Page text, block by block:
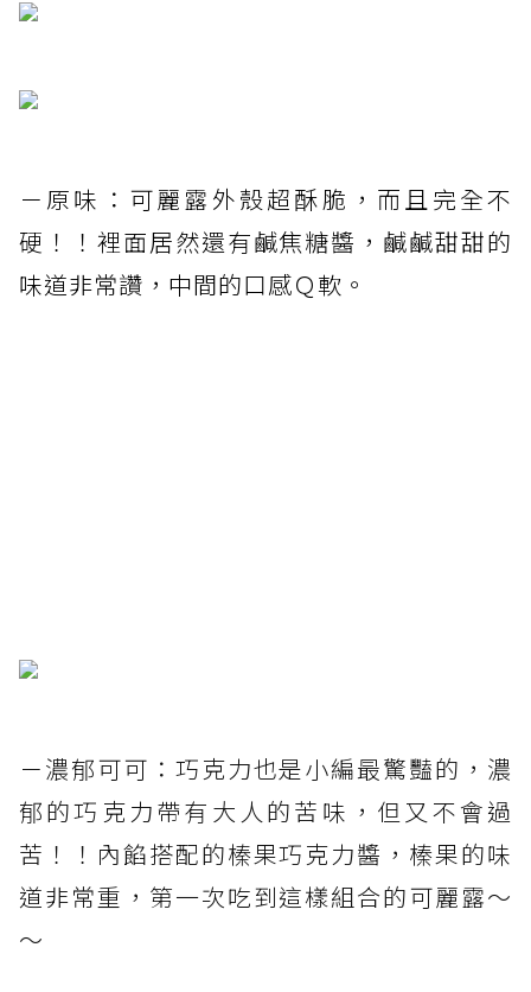
－原味：可麗露外殼超酥脆，而且完全不
硬！！裡面居然還有鹹焦糖醬，鹹鹹甜甜的
味道非常讚，中間的口感Ｑ軟。
－濃郁可可：巧克力也是小編最驚豔的，濃
郁的巧克力帶有大人的苦味，但又不會過
苦！！內餡搭配的榛果巧克力醬，榛果的味
道非常重，第一次吃到這樣組合的可麗露～
～